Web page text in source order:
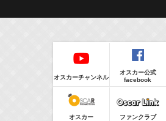
8/6(Thu)
イベント
販売情報
24:00-24:30(TV)
一緒にごはんをたべるだけ
オスカーチャンネル
オスカー公式
facebook
オスカー
ファンクラブ